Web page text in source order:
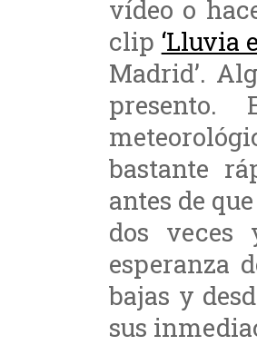
vídeo o
clip ‘Lluvia
Madrid’.
bastante
antes de
dos
esperanza
bajas y
sus